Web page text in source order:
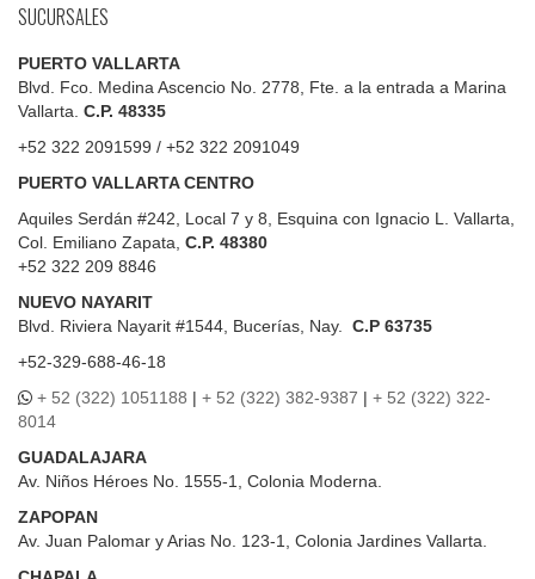
SUCURSALES
PUERTO VALLARTA
Blvd. Fco. Medina Ascencio No. 2778, Fte. a la entrada a Marina
Vallarta. C.P. 48335
+52 322 2091599 / +52 322 2091049
PUERTO VALLARTA CENTRO
Aquiles Serdán #242, Local 7 y 8, Esquina con Ignacio L. Vallarta,
Col. Emiliano Zapata, C.P. 48380
+52 322 209 8846
NUEVO NAYARIT
Blvd.
Riviera Nayarit #1544, Bucerías, Nay. C.P 63735
+52-329-688-46-18
+ 52 (322) 1051188 | + 52 (322) 382-9387 | + 52 (322) 322-
8014
GUADALAJARA
Av. Niños Héroes No. 1555-1, Colonia Moderna.
ZAPOPAN
Av. Juan Palomar y Arias No. 123-1, Colonia Jardines Vallarta.